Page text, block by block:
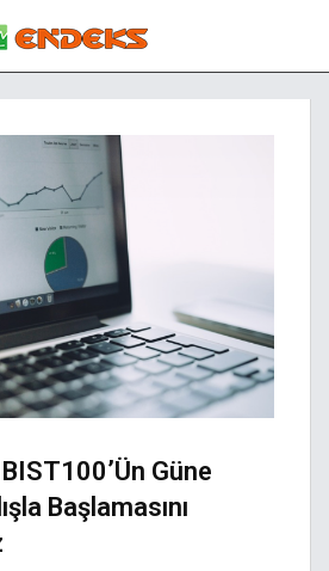
Güne
Başlamasını